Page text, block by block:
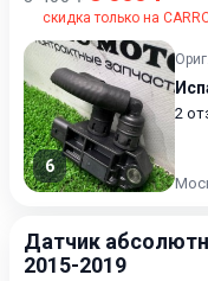
скидка только на
6
2
Датчик
2015-2019